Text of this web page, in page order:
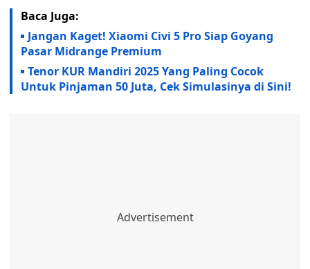
Baca Juga:
Jangan Kaget! Xiaomi Civi 5 Pro Siap Goyang
Pasar Midrange Premium
Tenor KUR Mandiri 2025 Yang Paling Cocok
Untuk Pinjaman 50 Juta, Cek Simulasinya di Sini!